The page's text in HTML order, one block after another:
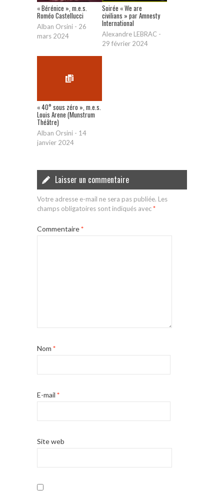
« Bérénice », m.e.s.
Roméo Castellucci
Alban Orsini - 26
mars 2024
Soirée « We are
civilians » par Amnesty
International
Alexandre LEBRAC -
29 février 2024
« 40° sous zéro », m.e.s.
Louis Arene (Munstrum
Théâtre)
Alban Orsini - 14
janvier 2024
Laisser un commentaire
Votre adresse e-mail ne sera pas publiée. Les
champs obligatoires sont indiqués avec*
Commentaire*
Nom *
E-mail *
Site web